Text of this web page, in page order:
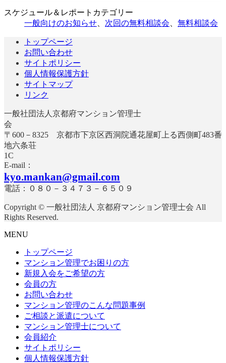
スケジュール＆レポートカテゴリー
一般向けのお知らせ
次回の無料相談会 無料相談会
トップページ
お問い合わせ
サイトポリシー
個人情報保護方針
サイトマップ
リンク
一般社団法人京都府マンション管理士
〒600－8325 京都市下京区西洞院通花屋町上る西側町483番
地六条荘
E-mail：
kyo.mankan@gmail.com
電話：０８０－３４７３－６５０９
Copyright © 一般社団法人 京都府マンション管理士会 All
Rights Reserved.
MENU
トップページ
マンション管理でお困りの方
新規入会をご希望の方
会員の方
お問い合わせ
マンション管理のこんな問題事例
ご相談と派遣について
マンション管理士について
会員紹介
サイトポリシー
個人情報保護方針